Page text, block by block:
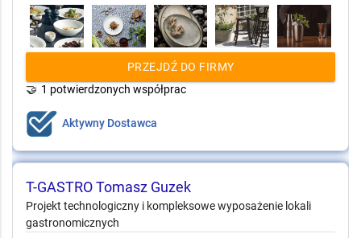
PRZEJDŹ DO FIRMY
🤝 1 potwierdzonych współprac
Aktywny Dostawca
T-GASTRO Tomasz Guzek
Projekt technologiczny i kompleksowe wyposażenie lokali
gastronomicznych